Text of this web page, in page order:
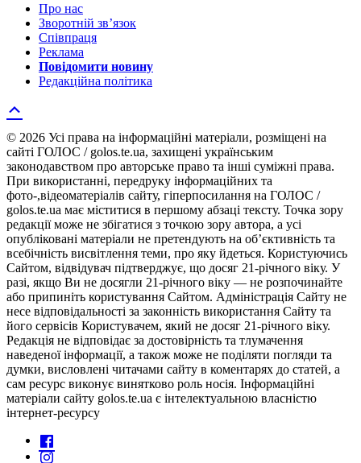
Про нас
Зворотній зв’язок
Співпраця
Реклама
Повідомити новину
Редакційна політика
© 2026 Усі права на інформаційні матеріали, розміщені на
сайті ГОЛОС / golos.te.ua, захищені українським
законодавством про авторське право та інші суміжні права.
При використанні, передруку інформаційних та
фото-,відеоматеріалів сайту, гіперпосилання на ГОЛОС /
golos.te.ua має міститися в першому абзаці тексту. Точка зору
редакції може не збігатися з точкою зору автора, а усі
опубліковані матеріали не претендують на об’єктивність та
всебічність висвітлення теми, про яку йдеться. Користуючись
Сайтом, відвідувач підтверджує, що досяг 21-річного віку. У
разі, якщо Ви не досягли 21-річного віку — не розпочинайте
або припиніть користування Сайтом. Адміністрація Сайту не
несе відповідальності за законність використання Сайту та
його сервісів Користувачем, який не досяг 21-річного віку.
Редакція не відповідає за достовірність та тлумачення
наведеної інформації, а також може не поділяти погляди та
думки, висловлені читачами сайту в коментарях до статей, а
сам ресурс виконує винятково роль носія. Інформаційні
матеріали сайту golos.te.ua є інтелектуальною власністю
інтернет-ресурсу